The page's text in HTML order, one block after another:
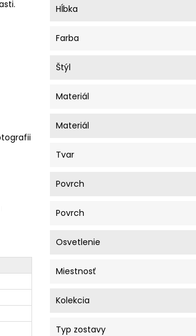
Hĺbka
Farba
Štýl
Materiál
Materiál
Tvar
Povrch
Povrch
Osvetlenie
Miestnosť
Kolekcia
Typ zostavy